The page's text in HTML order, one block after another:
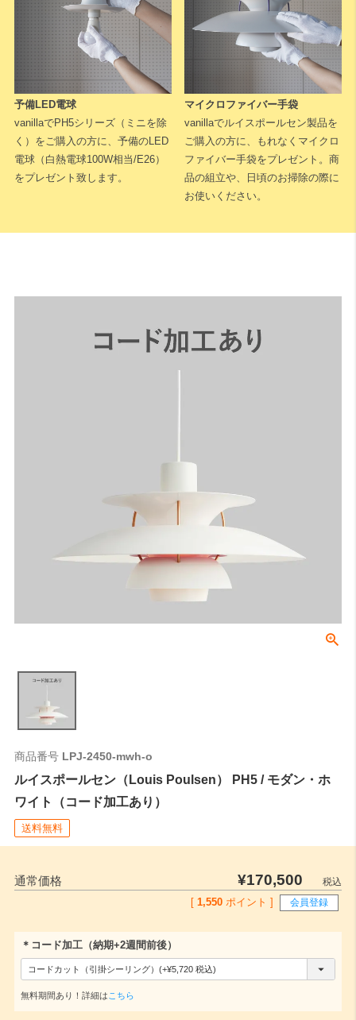
予備LED電球
vanillaでPH5シリーズ（ミニを除
く）をご購入の方に、予備のLED
電球（白熱電球100W相当/E26）
をプレゼント致します。
マイクロファイバー手袋
vanillaでルイスポールセン製品を
ご購入の方に、もれなくマイクロ
ファイバー手袋をプレゼント。商
品の組立や、日頃のお掃除の際に
お使いください。
商品番号 LPJ-2450-mwh-o
ルイスポールセン（Louis Poulsen） PH5 / モダン・ホ
ワイト（コード加工あり）
送料無料
通常価格 ¥170,500
税込
1,550 ポイント ] 会員登録
＊コード加工（納期+2週間前後）
(
須
無料期間あり！詳細は こちら